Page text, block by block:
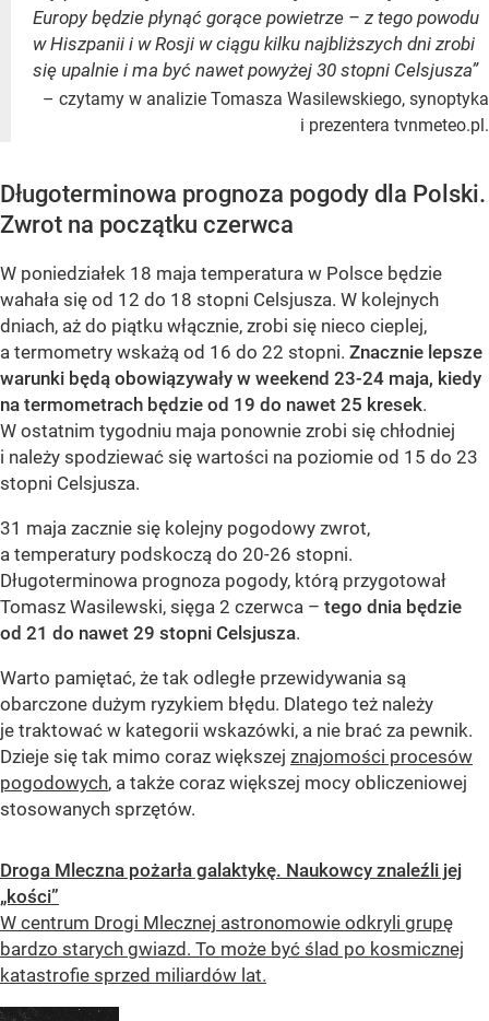
Europy będzie płynąć gorące powietrze – z tego powodu
w Hiszpanii i w Rosji w ciągu kilku najbliższych dni zrobi
się upalnie i ma być nawet powyżej 30 stopni Celsjusza”
– czytamy w analizie Tomasza Wasilewskiego, synoptyka
i prezentera tvnmeteo.pl.
Długoterminowa prognoza pogody dla Polski.
Zwrot na początku czerwca
W poniedziałek 18 maja temperatura w Polsce będzie
wahała się od 12 do 18 stopni Celsjusza. W kolejnych
dniach, aż do piątku włącznie, zrobi się nieco cieplej,
a termometry wskażą od 16 do 22 stopni. Znacznie lepsze
warunki będą obowiązywały w weekend 23-24 maja, kiedy
na termometrach będzie od 19 do nawet 25 kresek.
W ostatnim tygodniu maja ponownie zrobi się chłodniej
i należy spodziewać się wartości na poziomie od 15 do 23
stopni Celsjusza.
31 maja zacznie się kolejny pogodowy zwrot,
a temperatury podskoczą do 20-26 stopni.
Długoterminowa prognoza pogody, którą przygotował
Tomasz Wasilewski, sięga 2 czerwca – tego dnia będzie
od 21 do nawet 29 stopni Celsjusza.
Warto pamiętać, że tak odległe przewidywania są
obarczone dużym ryzykiem błędu. Dlatego też należy
je traktować w kategorii wskazówki, a nie brać za pewnik.
Dzieje się tak mimo coraz większej znajomości procesów
pogodowych, a także coraz większej mocy obliczeniowej
stosowanych sprzętów.
Droga Mleczna pożarła galaktykę. Naukowcy znaleźli jej
„kości”
W centrum Drogi Mlecznej astronomowie odkryli grupę
bardzo starych gwiazd. To może być ślad po kosmicznej
katastrofie sprzed miliardów lat.